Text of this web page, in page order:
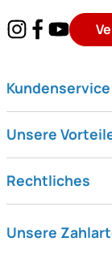
Kundenservice
Unsere
Rechtliches
Unsere